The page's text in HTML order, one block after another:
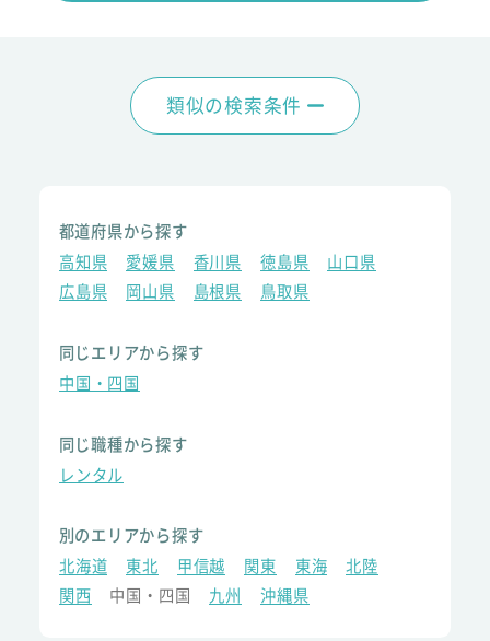
類似の検索条件
都道府県から探す
高知県
愛媛県 香川県 徳島県
山口県
広島県
岡山県 島根県 鳥取県
同じエリアから探す
中国・四国
同じ職種から探す
レンタル
別のエリアから探す
北海道
東北 甲信越 関東 東海
北陸
関西
中国・四国 九州 沖縄県